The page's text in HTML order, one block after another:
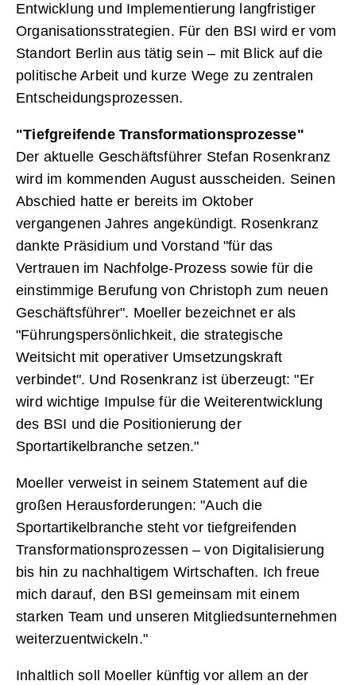
Entwicklung und Implementierung langfristiger
Organisationsstrategien. Für den BSI wird er vom
Standort Berlin aus tätig sein – mit Blick auf die
politische Arbeit und kurze Wege zu zentralen
Entscheidungsprozessen.
"Tiefgreifende Transformationsprozesse"
Der aktuelle Geschäftsführer Stefan Rosenkranz
wird im kommenden August ausscheiden. Seinen
Abschied hatte er bereits im Oktober
vergangenen Jahres angekündigt. Rosenkranz
dankte Präsidium und Vorstand "für das
Vertrauen im Nachfolge-Prozess sowie für die
einstimmige Berufung von Christoph zum neuen
Geschäftsführer". Moeller bezeichnet er als
"Führungspersönlichkeit, die strategische
Weitsicht mit operativer Umsetzungskraft
verbindet". Und Rosenkranz ist überzeugt: "Er
wird wichtige Impulse für die Weiterentwicklung
des BSI und die Positionierung der
Sportartikelbranche setzen."
Moeller verweist in seinem Statement auf die
großen Herausforderungen: "Auch die
Sportartikelbranche steht vor tiefgreifenden
Transformationsprozessen – von Digitalisierung
bis hin zu nachhaltigem Wirtschaften. Ich freue
mich darauf, den BSI gemeinsam mit einem
starken Team und unseren Mitgliedsunternehmen
weiterzuentwickeln."
Inhaltlich soll Moeller künftig vor allem an der